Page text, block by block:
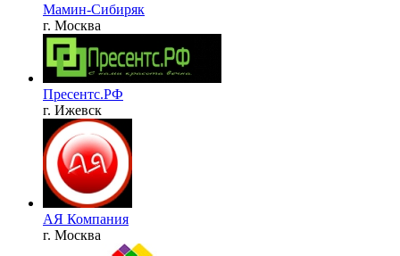
Мамин-Сибиряк
г. Москва
Пресентс.РФ
г. Ижевск
АЯ Компания
г. Москва